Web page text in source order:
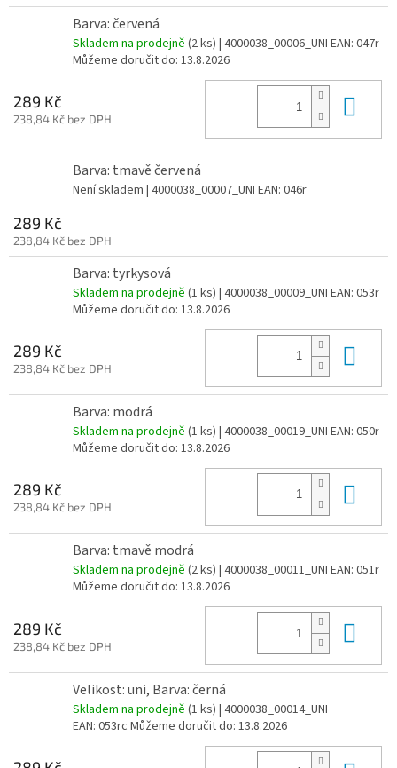
Barva: červená
Skladem na prodejně (2 ks) | 4000038_00006_UNI EAN: 047r
Můžeme doručit do: 13.8.2026
289 Kč
238,84 Kč bez DPH
Barva: tmavě červená
Není skladem | 4000038_00007_UNI EAN: 046r
289 Kč
238,84 Kč bez DPH
Barva: tyrkysová
Skladem na prodejně (1 ks) | 4000038_00009_UNI EAN: 053r
Můžeme doručit do: 13.8.2026
289 Kč
238,84 Kč bez DPH
Barva: modrá
Skladem na prodejně (1 ks) | 4000038_00019_UNI EAN: 050r
Můžeme doručit do: 13.8.2026
289 Kč
238,84 Kč bez DPH
Barva: tmavě modrá
Skladem na prodejně (2 ks) | 4000038_00011_UNI EAN: 051r
Můžeme doručit do: 13.8.2026
289 Kč
238,84 Kč bez DPH
Velikost: uni, Barva: černá
Skladem na prodejně (1 ks) | 4000038_00014_UNI
EAN: 053rc Můžeme doručit do: 13.8.2026